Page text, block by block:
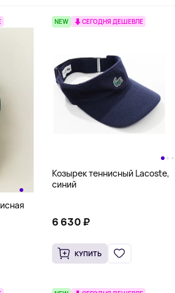
NEW СЕГОДНЯ ДЕШЕВЛЕ
Козырек теннисный Lacoste,
синий
6 630 ₽
КУПИТЬ